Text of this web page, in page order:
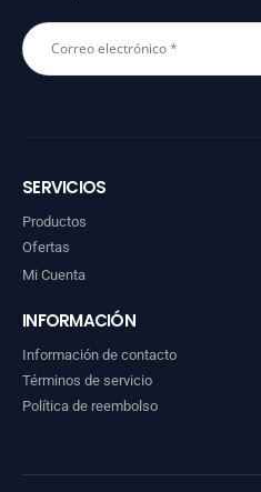
SERVICIOS
Productos
Ofertas
Mi Cuenta
INFORMACIÓN
Información de contacto
Términos de servicio
Política de reembolso